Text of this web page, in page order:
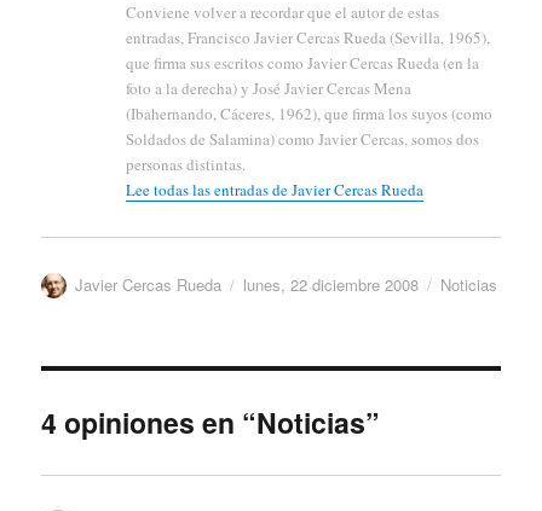
Conviene volver a recordar que el autor de estas
entradas, Francisco Javier Cercas Rueda (Sevilla, 1965),
que firma sus escritos como Javier Cercas Rueda (en la
foto a la derecha) y José Javier Cercas Mena
(Ibahernando, Cáceres, 1962), que firma los suyos (como
Soldados de Salamina) como Javier Cercas, somos dos
personas distintas.
Lee todas las entradas de Javier Cercas Rueda
Autor
Javier Cercas Rueda
Publicado
lunes, 22 diciembre 2008 Categorías
Noticias
4 opiniones en “Noticias”